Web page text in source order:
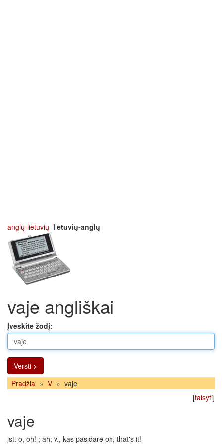
anglų-lietuvių lietuvių-anglų
vaje angliškai
Įveskite žodį:
Versti >
Pradžia » V » vaje
[taisyti]
vaje
jst. o, oh! ; ah; v., kas pasidarė oh, that's it!